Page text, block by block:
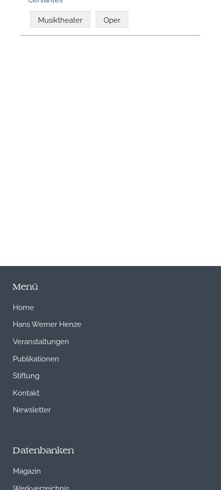
Musiktheater Oper
Menü
Home
Hans Werner Henze
Veranstaltungen
Publikationen
Stiftung
Kontakt
Newsletter
Datenbanken
Magazin
Werkverzeichnis